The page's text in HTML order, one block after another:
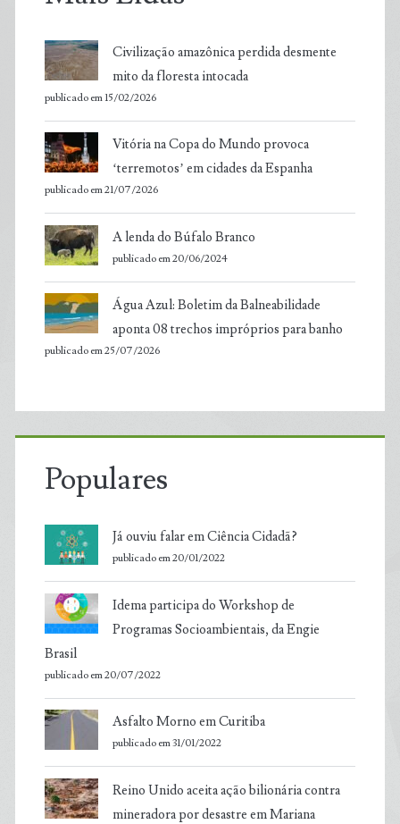
Civilização amazônica perdida desmente
mito da floresta intocada
publicado em 15/02/2026
Vitória na Copa do Mundo provoca
‘terremotos’ em cidades da Espanha
publicado em 21/07/2026
A lenda do Búfalo Branco
publicado em 20/06/2024
Água Azul: Boletim da Balneabilidade
aponta 08 trechos impróprios para banho
publicado em 25/07/2026
Populares
Já ouviu falar em Ciência Cidadã?
publicado em 20/01/2022
Idema participa do Workshop de
Programas Socioambientais, da Engie
Brasil
publicado em 20/07/2022
Asfalto Morno em Curitiba
publicado em 31/01/2022
Reino Unido aceita ação bilionária contra
mineradora por desastre em Mariana